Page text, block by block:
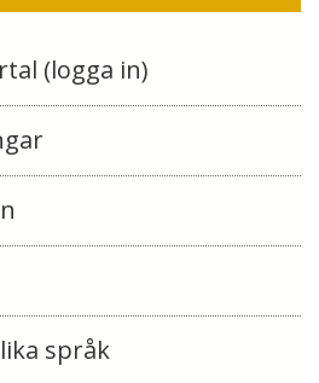
(logga in)
språk